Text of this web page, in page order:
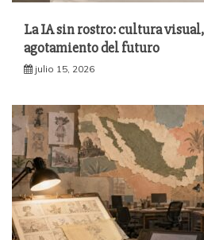
La IA sin rostro: cultura
agotamiento del futuro
julio 15, 2026